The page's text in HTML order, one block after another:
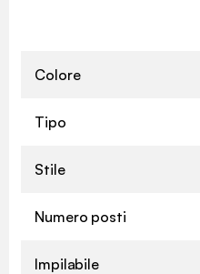
Colore
Tipo
Stile
Numero posti
Impilabile